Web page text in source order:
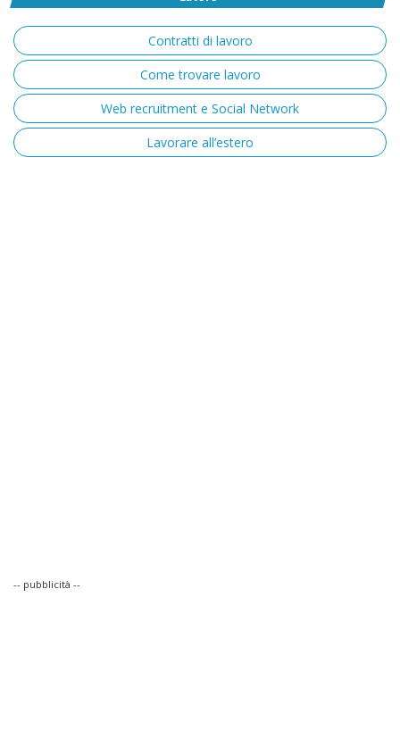
Contratti di lavoro
Come trovare lavoro
Web recruitment e Social Network
Lavorare all’estero
-- pubblicità --